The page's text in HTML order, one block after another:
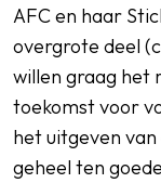
AFC en haar
overgrote deel
willen graag het
toekomst voor
het uitgeven
geheel ten